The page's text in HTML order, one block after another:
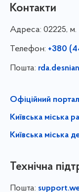
Контакти
Адреса: 02225, м.
Телефон: +380
Пошта:
Офіційний
Київська міська
Київська міська
Технічна
Пошта: